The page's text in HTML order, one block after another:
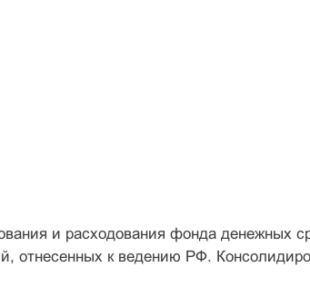
и расходования фонда денежных
отнесенных к ведению РФ.